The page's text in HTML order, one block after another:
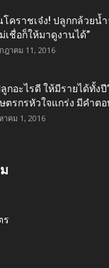
โคราชเจ๋ง! ปลูกกล้วยน้
เชื่อก็ให้มาดูงานได้”‬
ฎาคม 11, 2016
ลูกอะไรดี ให้มีรายได้ทั้ง
ษตรกรหัวใจแกร่ง มีคำตอ
าคม 1, 2016
ร